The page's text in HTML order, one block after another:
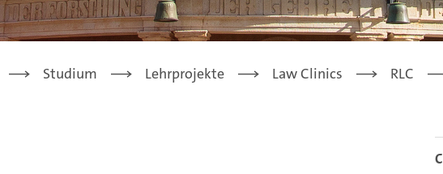
Studium Lehrprojekte Law Clinics RLC